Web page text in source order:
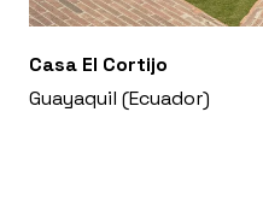
Casa El Cortijo
Guayaquil (Ecuador)